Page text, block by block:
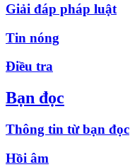
Giải đáp pháp luật
Tin nóng
Điều tra
Bạn đọc
Thông tin từ bạn đọc
Hồi âm